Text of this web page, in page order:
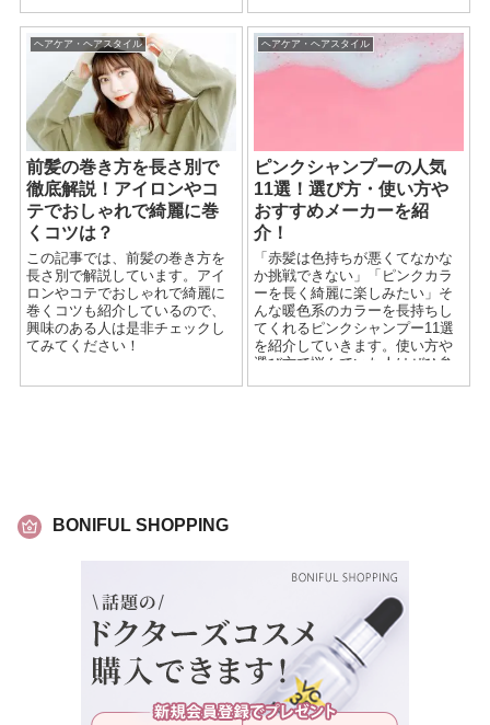
ヘアケア・ヘアスタイル
前髪の巻き方を長さ別で
徹底解説！アイロンやコ
テでおしゃれで綺麗に巻
くコツは？
この記事では、前髪の巻き方を
長さ別で解説しています。アイ
ロンやコテでおしゃれで綺麗に
巻くコツも紹介しているので、
興味のある人は是非チェックし
てみてください！
ヘアケア・ヘアスタイル
ピンクシャンプーの人気
11選！選び方・使い方や
おすすめメーカーを紹
介！
「赤髪は色持ちが悪くてなかな
か挑戦できない」「ピンクカラ
ーを長く綺麗に楽しみたい」そ
んな暖色系のカラーを長持ちし
てくれるピンクシャンプー11選
を紹介していきます。使い方や
選び方で悩んでいた人はぜひ参
BONIFUL SHOPPING